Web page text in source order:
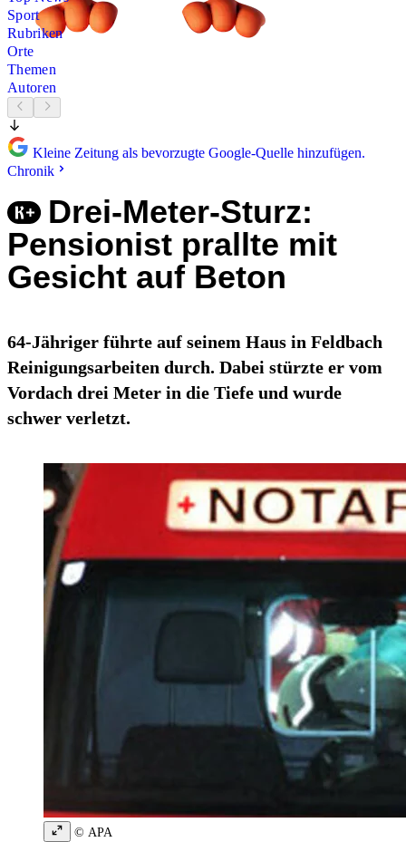
Sport
Rubriken
Orte
Themen
Autoren
Kleine Zeitung als bevorzugte Google-Quelle hinzufügen.
Chronik
Drei-Meter-Sturz:
Pensionist prallte mit
Gesicht auf Beton
64-Jähriger führte auf seinem Haus in Feldbach
Reinigungsarbeiten durch. Dabei stürzte er vom
Vordach drei Meter in die Tiefe und wurde
schwer verletzt.
© APA